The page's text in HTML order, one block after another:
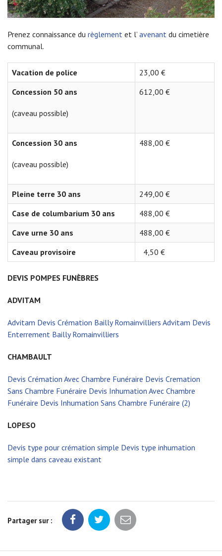
Prenez connaissance du règlement et l’ avenant du cimetière
communal.
Vacation de police
23,00 €
Concession 50 ans
(caveau possible)
612,00 €
Concession 30 ans
(caveau possible)
488,00 €
Pleine terre 30 ans
249,00 €
Case de columbarium 30 ans
488,00 €
Cave urne 30 ans
488,00 €
Caveau provisoire
4,50 €
DEVIS POMPES FUNÈBRES
ADVITAM
Advitam Devis Crémation Bailly Romainvilliers Advitam Devis
Enterrement Bailly Romainvilliers
CHAMBAULT
Devis Crémation Avec Chambre Funéraire Devis Cremation
Sans Chambre Funéraire Devis Inhumation Avec Chambre
Funéraire Devis Inhumation Sans Chambre Funéraire (2)
LOPESO
Devis type pour crémation simple Devis type inhumation
simple dans caveau existant
Partager sur :